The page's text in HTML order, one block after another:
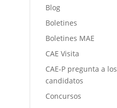
Blog
Boletines
Boletines MAE
CAE Visita
CAE-P pregunta a los
candidatos
Concursos